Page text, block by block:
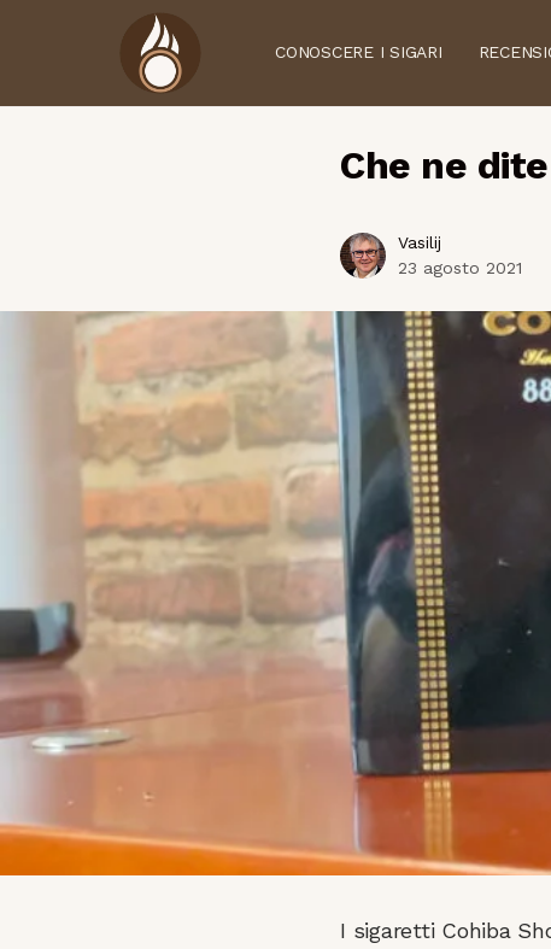
CONOSCERE I SIGARI
Che ne
Vasilij
23 agosto 2021
I sigaretti Cohiba